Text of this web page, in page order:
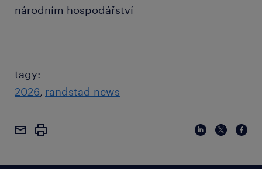
národním hospodářství
tagy:
2026 randstad news